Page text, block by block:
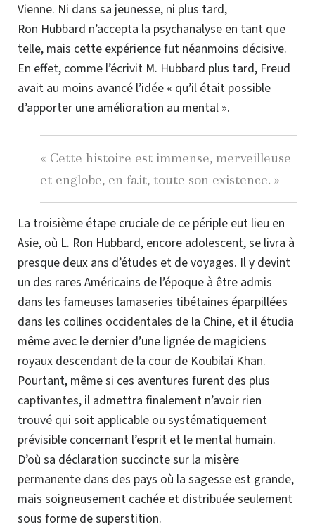
Vienne. Ni dans sa jeunesse, ni plus tard,
Ron Hubbard n’accepta la psychanalyse en tant que
telle, mais cette expérience fut néanmoins décisive.
En effet, comme l’écrivit M. Hubbard plus tard, Freud
avait au moins avancé l’idée « qu’il était possible
d’apporter une amélioration au mental ».
« Cette histoire est immense, merveilleuse
et englobe, en fait, toute son existence. »
La troisième étape cruciale de ce périple eut lieu en
Asie, où L. Ron Hubbard, encore adolescent, se livra à
presque deux ans d’études et de voyages. Il y devint
un des rares Américains de l’époque à être admis
dans les fameuses lamaseries tibétaines éparpillées
dans les collines occidentales de la Chine, et il étudia
même avec le dernier d’une lignée de magiciens
royaux descendant de la cour de Koubilaï Khan.
Pourtant, même si ces aventures furent des plus
captivantes, il admettra finalement n’avoir rien
trouvé qui soit applicable ou systématiquement
prévisible concernant l’esprit et le mental humain.
D’où sa déclaration succincte sur la misère
permanente dans des pays où la sagesse est grande,
mais soigneusement cachée et distribuée seulement
sous forme de superstition.